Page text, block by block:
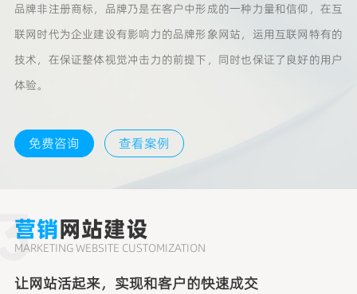
品牌非注册商标，品牌乃是在客户中形成的一种力量和信仰，在互
联网时代为企业建设有影响力的品牌形象网站，运用互联网特有的
技术，在保证整体视觉冲击力的前提下，同时也保证了良好的用户
体验。
免费咨询 查看案例
营销网站建设
MARKETING WEBSITE CUSTOMIZATION
让网站活起来，实现和客户的快速成交